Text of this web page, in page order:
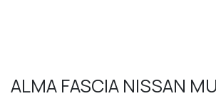
ALMA FASCIA NISSAN